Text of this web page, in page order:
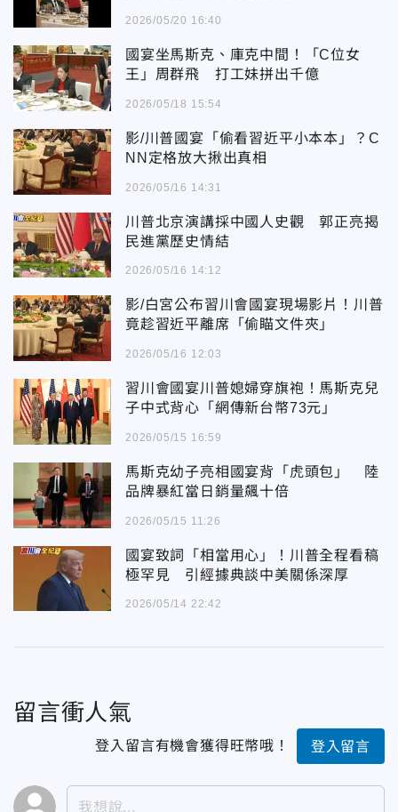
2026/05/20 16:40
國宴坐馬斯克、庫克中間！「C位女
王」周群飛 打工妹拼出千億
2026/05/18 15:54
影/川普國宴「偷看習近平小本本」？C
NN定格放大揪出真相
2026/05/16 14:31
川普北京演講採中國人史觀 郭正亮揭
民進黨歷史情結
2026/05/16 14:12
影/白宮公布習川會國宴現場影片！川普
竟趁習近平離席「偷瞄文件夾」
2026/05/16 12:03
習川會國宴川普媳婦穿旗袍！馬斯克兒
子中式背心「網傳新台幣73元」
2026/05/15 16:59
馬斯克幼子亮相國宴背「虎頭包」 陸
品牌暴紅當日銷量飆十倍
2026/05/15 11:26
國宴致詞「相當用心」！川普全程看稿
極罕見 引經據典談中美關係深厚
2026/05/14 22:42
留言衝人氣
登入留言有機會獲得旺幣哦！ 登入留言